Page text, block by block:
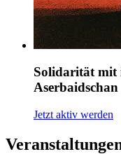
Solidarität mit
Aserbaidschan
Jetzt aktiv werden